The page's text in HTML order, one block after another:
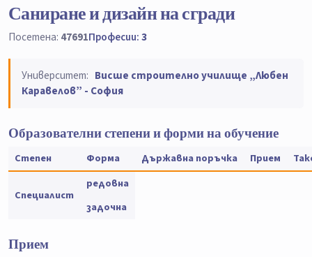
Саниране и дизайн на сгради
Посетена: 47691Професии:3
Университет: Висше строително училище „Любен
Каравелов” - София
Образователни степени и форми на обучение
Степен Форма Държавна поръчка Прием
Специалист
редовна
задочна
Прием